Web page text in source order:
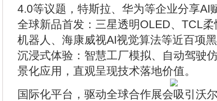
4.0等议题，特斯拉、华为等企业分享AI
全球新品首发：三星透明OLED、TCL
机器人、海康威视AI视觉算法等近百项
沉浸式体验：智慧工厂模拟、自动驾驶
景化应用，直观呈现技术落地价值。
国际化平台，驱动全球合作展会吸引沃